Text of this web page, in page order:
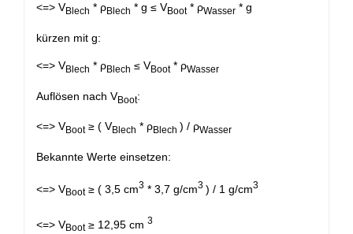
<=> VBlech * ρBlech * g ≤ VBoot* ρWasser * g
kürzen mit g:
<=> VBlech * ρBlech ≤ VBoot* ρWasser
Auflösen nach VBoot:
<=> VBoot≥ ( VBlech * ρBlech ) / ρWasser
Bekannte Werte einsetzen:
<=> VBoot≥ ( 3,5 cm3 * 3,7 g/cm3 ) / 1 g/cm3
<=> VBoot≥ 12,95 cm 3